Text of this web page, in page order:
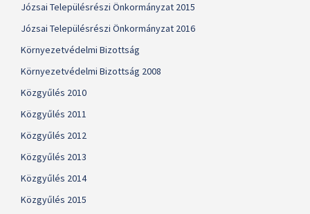
Józsai Településrészi Önkormányzat 2015
Józsai Településrészi Önkormányzat 2016
Környezetvédelmi Bizottság
Környezetvédelmi Bizottság 2008
Közgyűlés 2010
Közgyűlés 2011
Közgyűlés 2012
Közgyűlés 2013
Közgyűlés 2014
Közgyűlés 2015